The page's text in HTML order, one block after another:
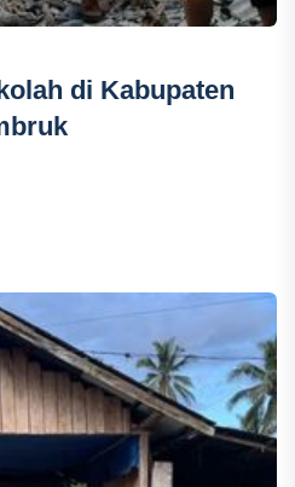
di Kabupaten